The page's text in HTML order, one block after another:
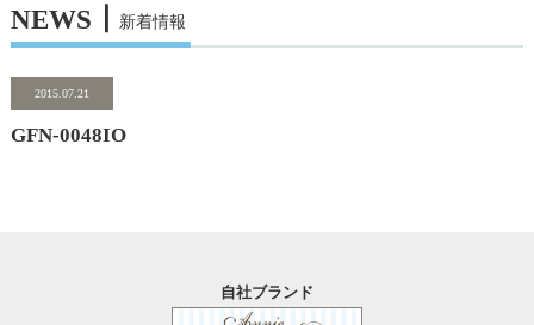
NEWS┃ 新着情報
2015.07.21
GFN-0048IO
自社ブランド